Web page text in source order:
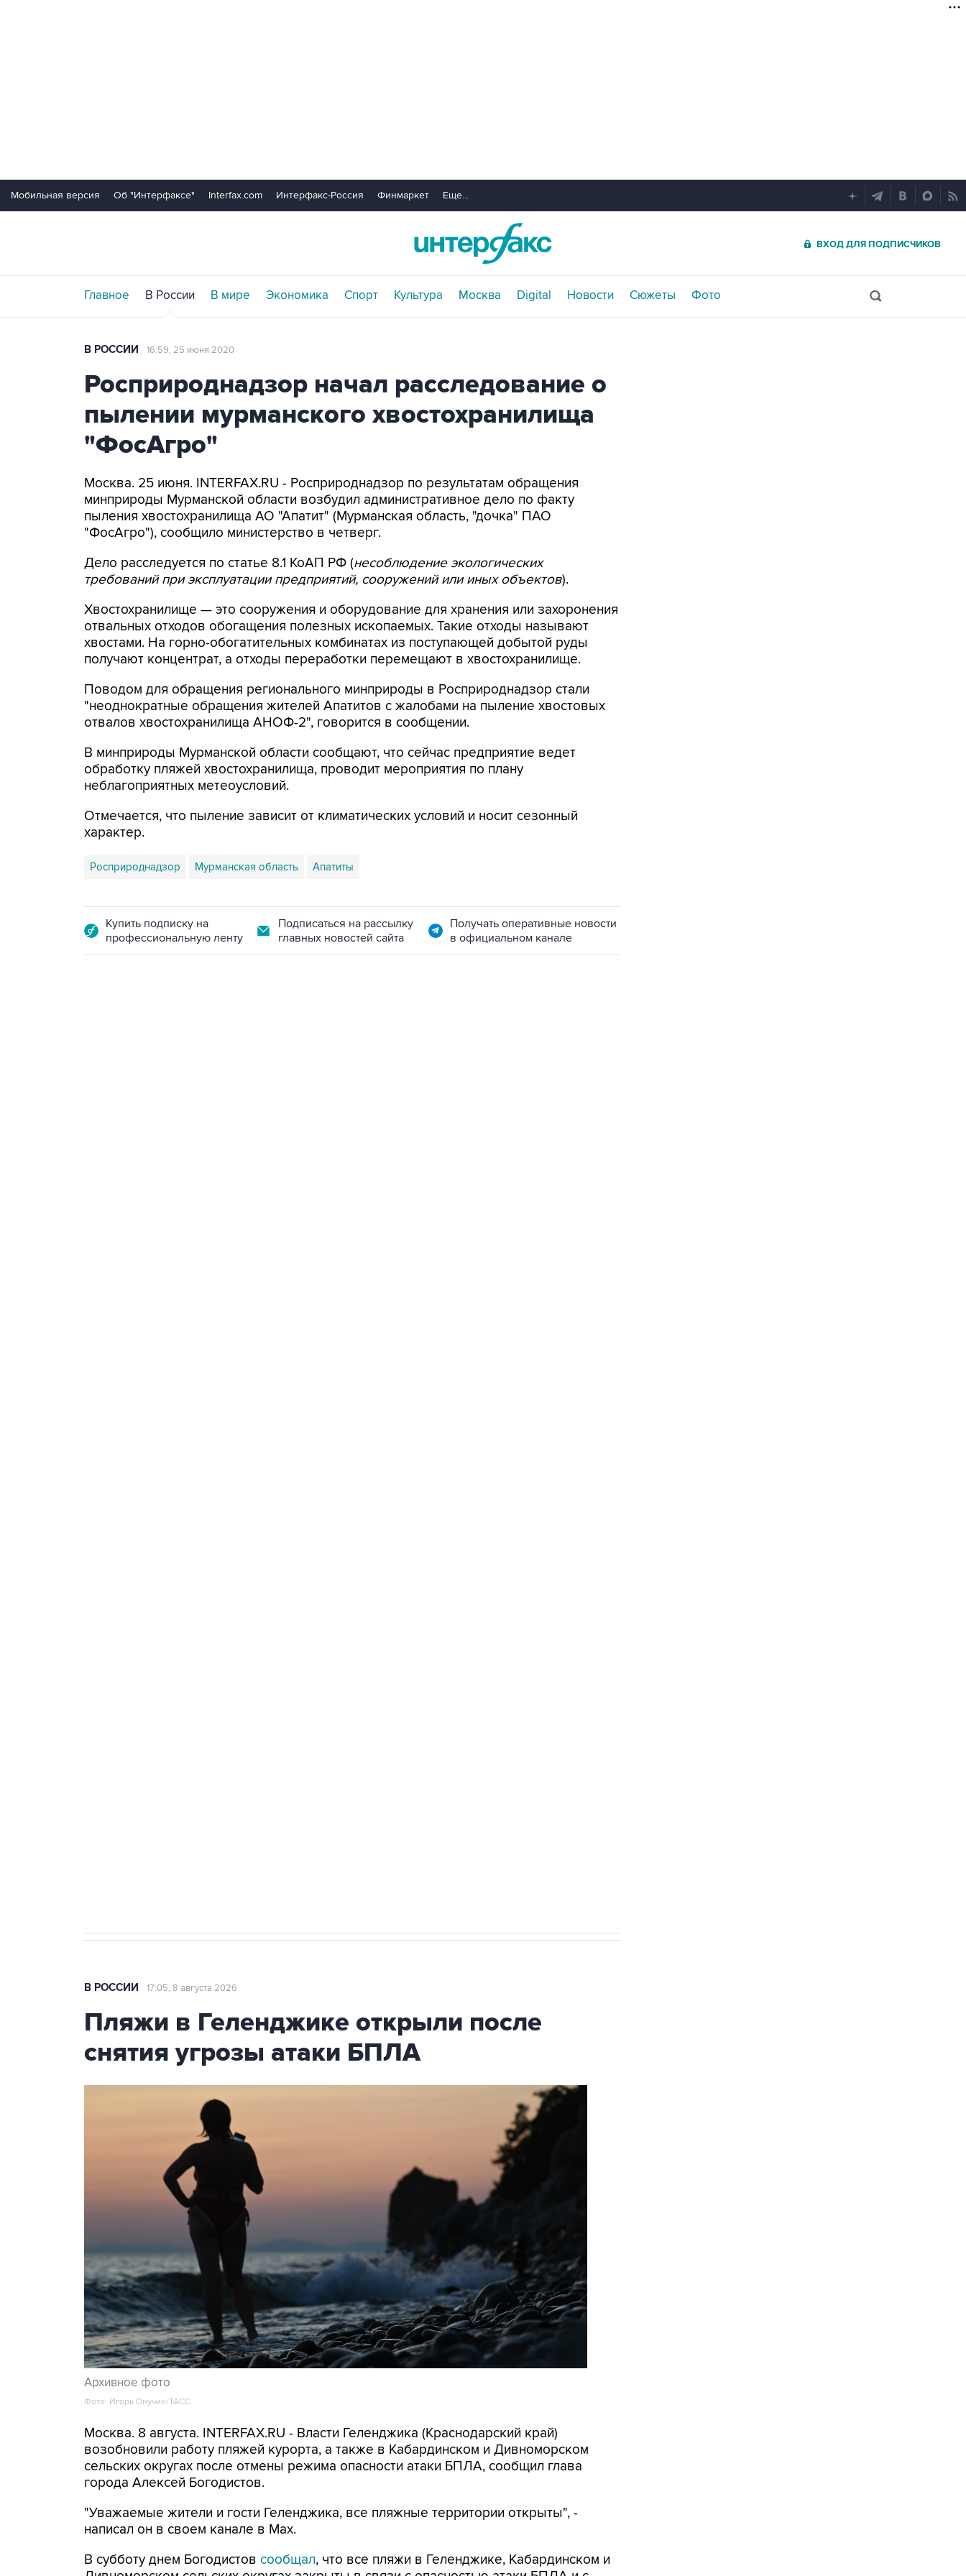
Мобильная версия Об "Интерфаксе" Interfax.com Интерфакс-Россия Финмаркет Еще...
ВХОД ДЛЯ ПОДПИСЧИКОВ
Главное В России В мире Экономика Спорт Культура Москва Digital Новости Сюжеты Фото
В РОССИИ 16:59, 25 июня 2020
Росприроднадзор начал расследование о
пылении мурманского хвостохранилища
"ФосАгро"
Москва. 25 июня. INTERFAX.RU - Росприроднадзор по результатам обращения
минприроды Мурманской области возбудил административное дело по факту
пыления хвостохранилища АО "Апатит" (Мурманская область, "дочка" ПАО
"ФосАгро"), сообщило министерство в четверг.
Дело расследуется по статье 8.1 КоАП РФ (несоблюдение экологических
требований при эксплуатации предприятий, сооружений или иных объектов).
Хвостохранилище — это сооружения и оборудование для хранения или захоронения
отвальных отходов обогащения полезных ископаемых. Такие отходы называют
хвостами. На горно-обогатительных комбинатах из поступающей добытой руды
получают концентрат, а отходы переработки перемещают в хвостохранилище.
Поводом для обращения регионального минприроды в Росприроднадзор стали
"неоднократные обращения жителей Апатитов с жалобами на пыление хвостовых
отвалов хвостохранилища АНОФ-2", говорится в сообщении.
В минприроды Мурманской области сообщают, что сейчас предприятие ведет
обработку пляжей хвостохранилища, проводит мероприятия по плану
неблагоприятных метеоусловий.
Отмечается, что пыление зависит от климатических условий и носит сезонный
характер.
Росприроднадзор Мурманская область Апатиты
Купить подписку на
профессиональную ленту
Подписаться на рассылку
главных новостей сайта
Получать оперативные новости
в официальном канале
В РОССИИ 17:05, 8 августа 2026
Пляжи в Геленджике открыли после
снятия угрозы атаки БПЛА
Архивное фото
Фото: Игорь Онучин/ТАСС
Москва. 8 августа. INTERFAX.RU - Власти Геленджика (Краснодарский край)
возобновили работу пляжей курорта, а также в Кабардинском и Дивноморском
сельских округах после отмены режима опасности атаки БПЛА, сообщил глава
города Алексей Богодистов.
"Уважаемые жители и гости Геленджика, все пляжные территории открыты", -
написал он в своем канале в Max.
В субботу днем Богодистов сообщал, что все пляжи в Геленджике, Кабардинском и